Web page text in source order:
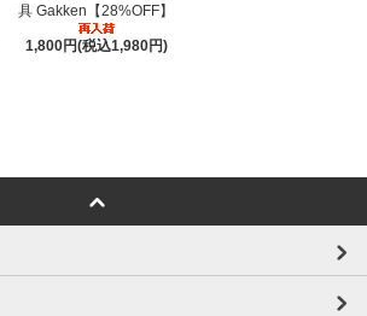
具 Gakken【28%OFF】
1,800円(税込1,980円)